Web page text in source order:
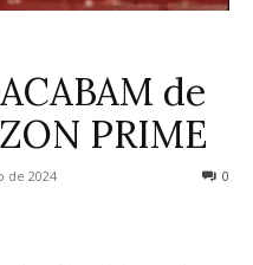
de
PRIME
de 2024 0